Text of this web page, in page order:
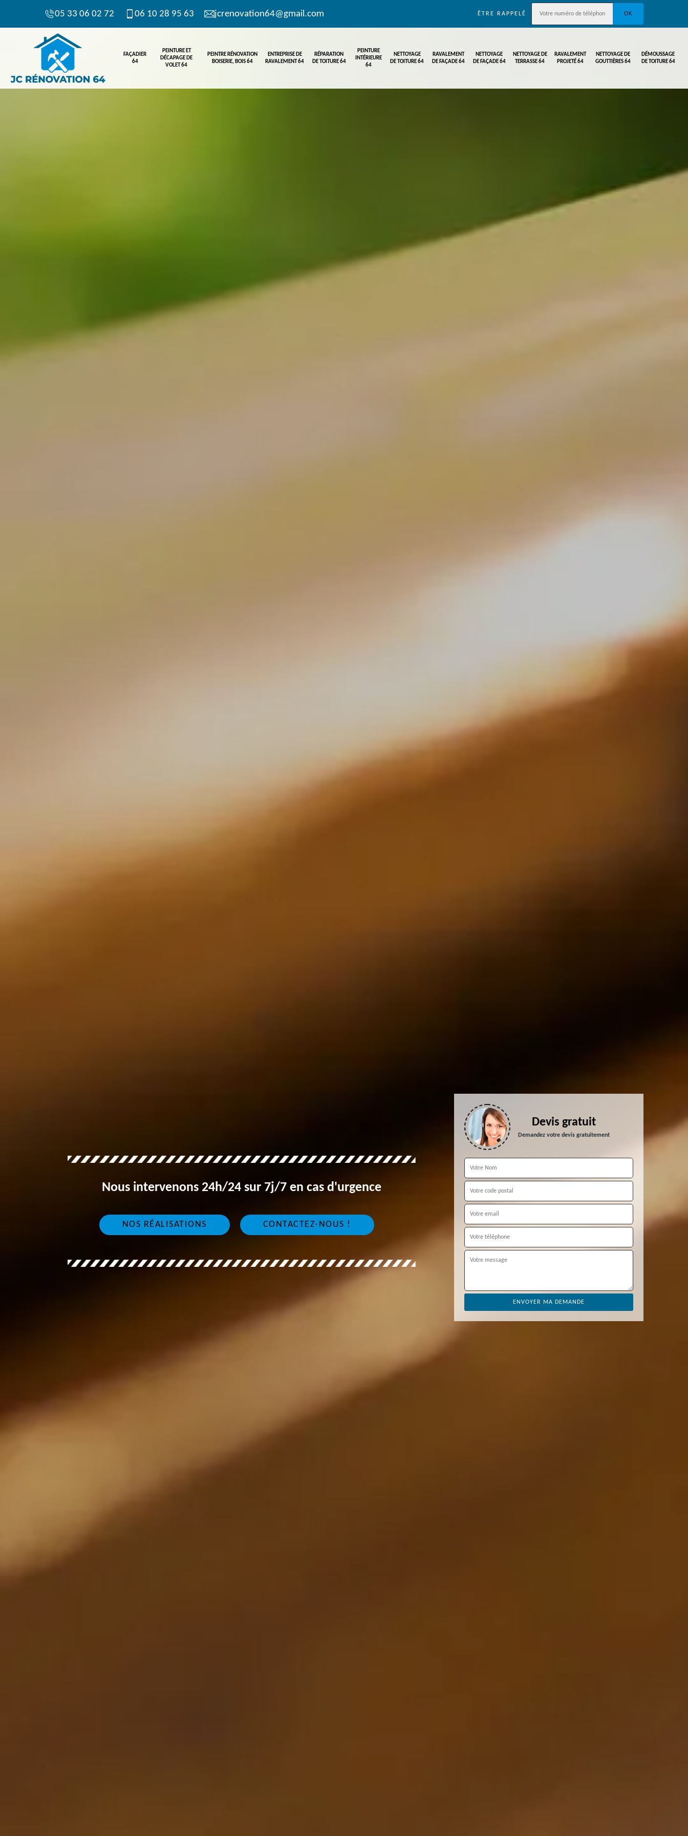
05 33 06 02 72 06 10 28 95 63 jcrenovation64@gmail.com ÊTRE RAPPELÉ
FAÇADIER
64
PEINTURE ET
DÉCAPAGE DE
VOLET 64
PEINTRE RÉNOVATION
BOISERIE, BOIS 64
ENTREPRISE DE
RAVALEMENT 64
RÉPARATION
DE TOITURE 64
PEINTURE
INTÉRIEURE
64
NETTOYAGE
DE TOITURE 64
RAVALEMENT
DE FAÇADE 64
NETTOYAGE
DE FAÇADE 64
NETTOYAGE DE
TERRASSE 64
RAVALEMENT
PROJETÉ 64
NETTOYAGE DE
GOUTTIÈRES 64
DÉMOUSSAGE
DE TOITURE 64
Nous intervenons 24h/24 sur 7j/7 en cas d'urgence
NOS RÉALISATIONS CONTACTEZ-NOUS !
Devis gratuit
Demandez votre devis gratuitement